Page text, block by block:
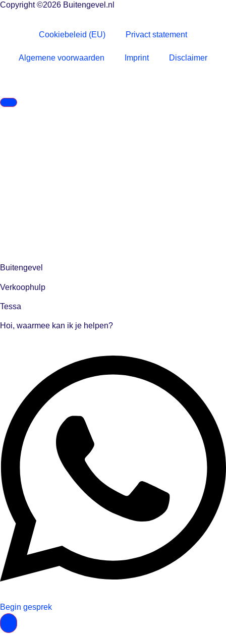
Copyright ©2026 Buitengevel.nl
Cookiebeleid (EU) Privact statement
Algemene voorwaarden Imprint Disclaimer
Buitengevel
Verkoophulp
Tessa
Hoi, waarmee kan ik je helpen?
Begin gesprek